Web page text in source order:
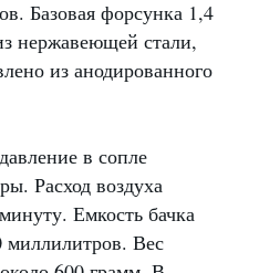
Базовая форсунка 1,4
нержавеющей стали,
из анодированного
в сопле
Расход воздуха
Емкость бачка
миллилитров. Вес